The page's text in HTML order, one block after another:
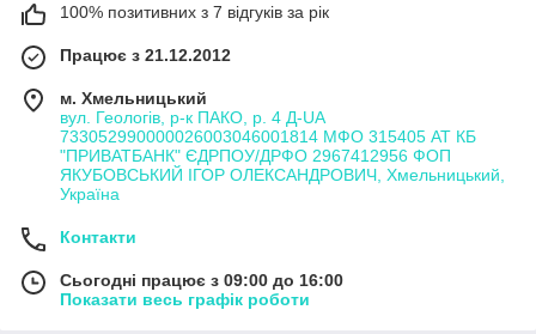
100% позитивних з 7 відгуків за рік
Працює з 21.12.2012
м. Хмельницький
вул. Геологів, р-к ПАКО, р. 4 Д-UA
733052990000026003046001814 МФО 315405 АТ КБ
"ПРИВАТБАНК" ЄДРПОУ/ДРФО 2967412956 ФОП
ЯКУБОВСЬКИЙ ІГОР ОЛЕКСАНДРОВИЧ, Хмельницький,
Україна
Контакти
Сьогодні працює з 09:00 до 16:00
Показати весь графік роботи